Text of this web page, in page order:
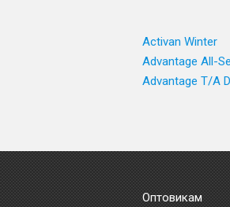
Activan Winter
Advantage All-
Advantage T/A
Оптовикам